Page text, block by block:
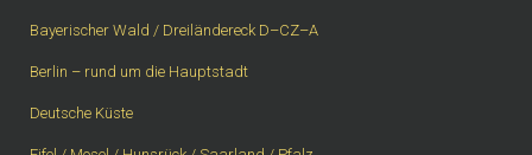
Bayerischer Wald / Dreiländereck D–CZ–A
Berlin – rund um die Hauptstadt
Deutsche Küste